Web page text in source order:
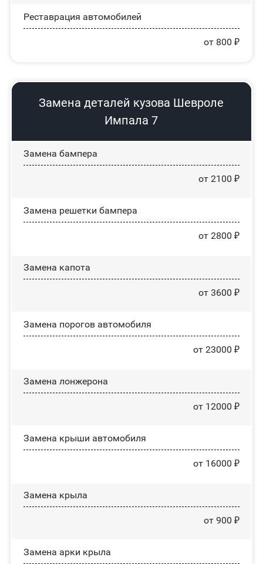
Реставрация автомобилей
от 800 ₽
Замена деталей кузова Шевроле
Импала 7
Замена бампера
от 2100 ₽
Замена решетки бампера
от 2800 ₽
Замена капота
от 3600 ₽
Замена порогов автомобиля
от 23000 ₽
Замена лонжерона
от 12000 ₽
Замена крыши автомобиля
от 16000 ₽
Замена крыла
от 900 ₽
Замена арки крыла